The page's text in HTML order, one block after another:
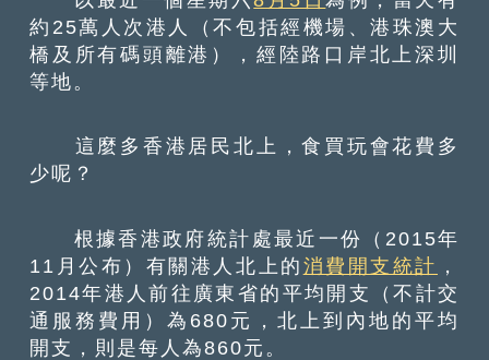
約25萬人次港人（不包括經機場、港珠澳大
橋及所有碼頭離港），經陸路口岸北上深圳
等地。
這麼多香港居民北上，食買玩會花費多
少呢？
根據香港政府統計處最近一份（2015年
11月公布）有關港人北上的消費開支統計 ，
2014年港人前往廣東省的平均開支（不計交
通服務費用）為680元，北上到內地的平均
開支，則是每人為860元。